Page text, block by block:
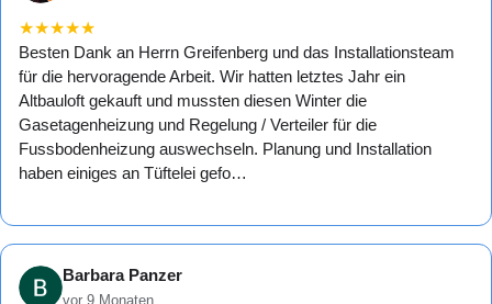
★★★★★
Besten Dank an Herrn Greifenberg und das Installationsteam
für die hervoragende Arbeit. Wir hatten letztes Jahr ein
Altbauloft gekauft und mussten diesen Winter die
Gasetagenheizung und Regelung / Verteiler für die
Fussbodenheizung auswechseln. Planung und Installation
haben einiges an Tüftelei gefo…
Barbara Panzer
vor 9 Monaten